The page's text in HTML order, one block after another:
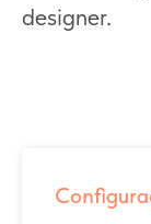
designer.